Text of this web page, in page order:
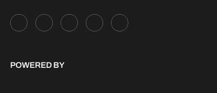
POWERED BY